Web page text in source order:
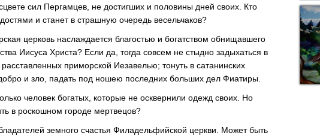
сил Пергамцeв, не достигших и половины дней своих. Кто
и станeт в страшную очередь весельчаков?
церковь наслаждается благостью и богатством обнищавшего
Иисуса Христа? Если да, тогда совсем не стыдно задыхаться в
приморской Иезавелью; тонуть в сатанинских
и злo, падать под ношею последних больших дел Фиатиры.
человек богатых, которые не осквернили одежд своих. Нo
в роскошном городе мертвецов?
земного счастья Филадельфийской церкви. Может быть